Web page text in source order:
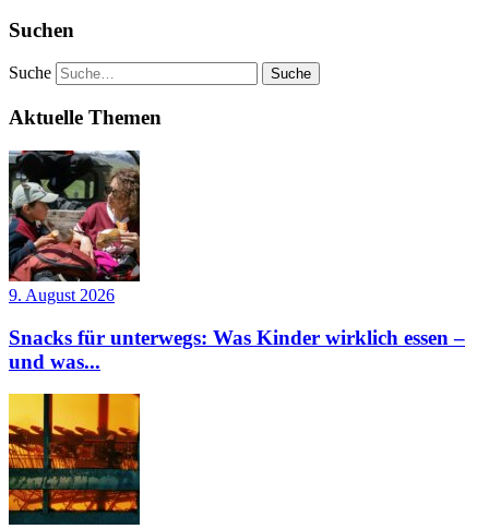
Suchen
Suche
Aktuelle Themen
9. August 2026
Snacks für unterwegs: Was Kinder wirklich essen –
und was...